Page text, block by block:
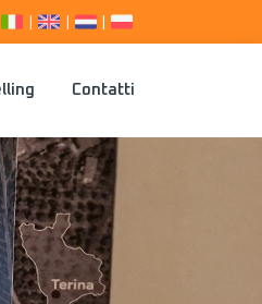
Contatti